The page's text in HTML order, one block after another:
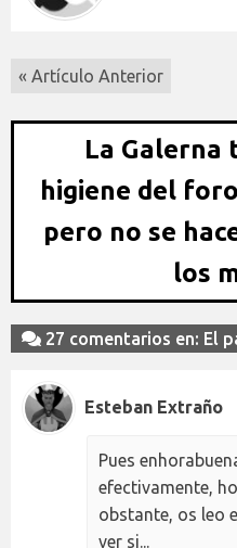
« Artículo Anterior
La Galerna
higiene del
pero no se
los
27 comentarios en: El
Esteban Extraño
Pues
efectivamente,
obstante, os leo
ver si...